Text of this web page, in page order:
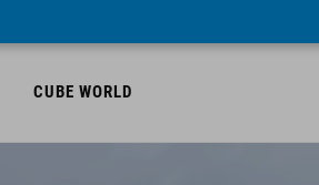
CUBE WORLD